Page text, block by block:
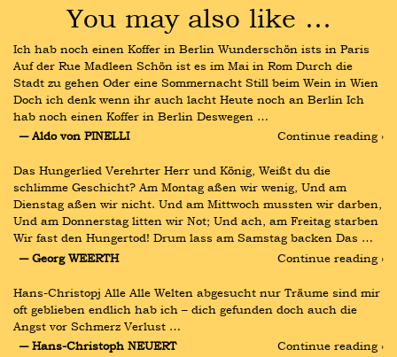
You may also like …
Ich hab noch einen Koffer in Berlin Wunderschön ists in Paris
Auf der Rue Madleen Schön ist es im Mai in Rom Durch die
Stadt zu gehen Oder eine Sommernacht Still beim Wein in Wien
Doch ich denk wenn ihr auch lacht Heute noch an Berlin Ich
hab noch einen Koffer in Berlin Deswegen …
― Aldo von PINELLI
Continue reading ›
Das Hungerlied Verehrter Herr und König, Weißt du die
schlimme Geschicht? Am Montag aßen wir wenig, Und am
Dienstag aßen wir nicht. Und am Mittwoch mussten wir darben,
Und am Donnerstag litten wir Not; Und ach, am Freitag starben
Wir fast den Hungertod! Drum lass am Samstag backen Das …
― Georg WEERTH
Continue reading ›
Hans-Christopj Alle Alle Welten abgesucht nur Träume sind mir
oft geblieben endlich hab ich – dich gefunden doch auch die
Angst vor Schmerz Verlust …
― Hans-Christoph NEUERT
Continue reading ›